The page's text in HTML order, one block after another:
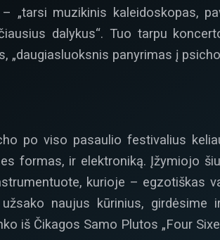
– „tarsi muzikinis kaleidoskopas,
dalykus“. Tuo tarpu
„daugiasluoksnis panyrimas į
po viso pasaulio festivalius
formas, ir elektroniką. Įžymiojo
kurioje – egzotiškas
užsako naujus kūrinius,
iš Čikagos Samo Plutos „Four